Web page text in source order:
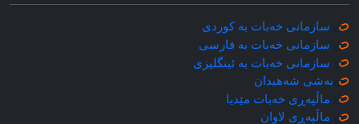
سازمانی خه‌بات به کوردی
سازمانی خه‌بات به فارسی
سازمانی خه‌بات به ئینگلیزی
به‌شی شه‌هیدان
ماڵپه‌ڕی خه‌بات مێدیا
ماڵپه‌ڕی لاوان